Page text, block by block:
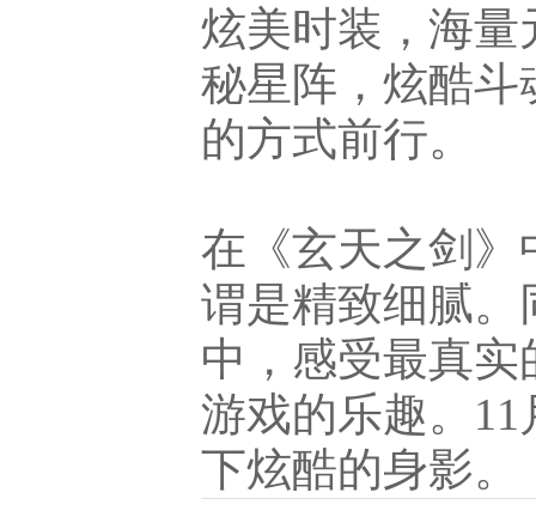
炫美时装，海量
秘星阵，炫酷斗
的方式前行。
在《玄天之剑》
谓是精致细腻。
中，感受最真
游戏的乐趣。
下炫酷的身影。